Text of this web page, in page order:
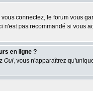
vous connectez, le forum vous
pas recommandé si
en ligne ?
Oui, vous n'apparaîtrez